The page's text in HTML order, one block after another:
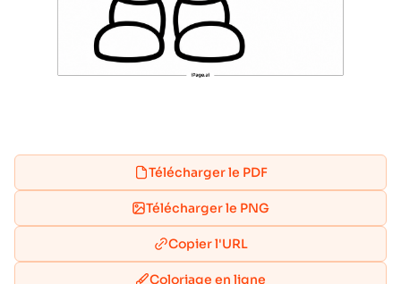
Télécharger le PDF
Télécharger le PNG
Copier l'URL
Coloriage en ligne